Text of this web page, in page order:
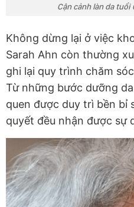
Cận cảnh làn da tuổi
Không dừng lại ở việc
Sarah Ahn còn thường
ghi lại quy trình chăm
Từ những bước dưỡng
quen được duy trì bền bỉ
quyết đều nhận được sự